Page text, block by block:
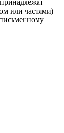
или частями)